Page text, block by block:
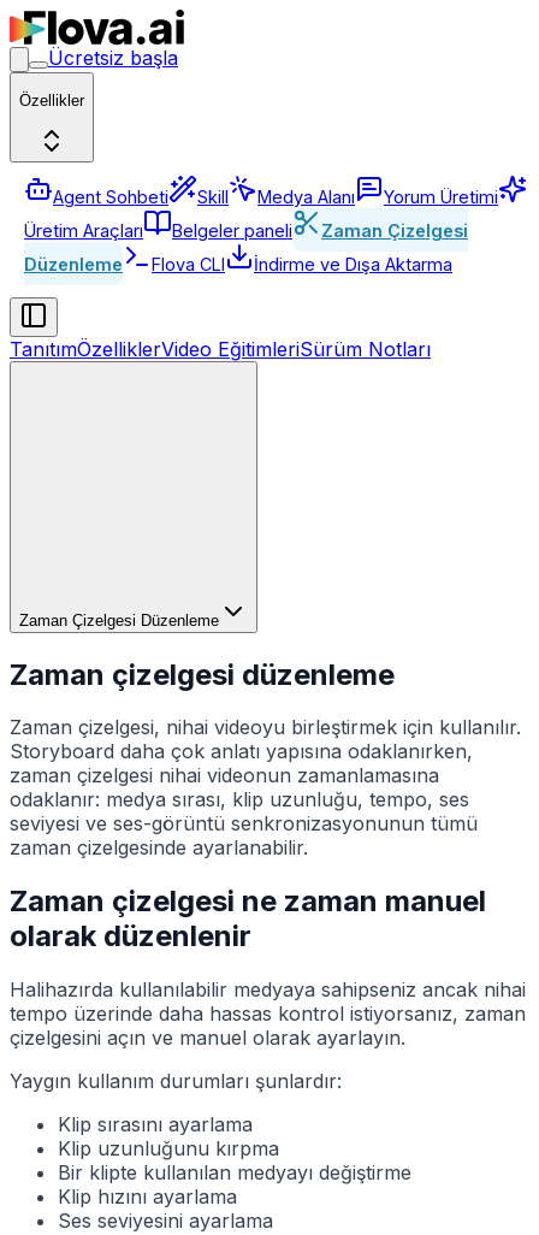
Ücretsiz başla
Özellikler
Agent Sohbeti Skill Medya Alanı
Yorum Üretimi
Üretim Araçları
Belgeler paneli
Zaman Çizelgesi
Düzenleme
Flova CLI İndirme ve Dışa Aktarma
TanıtımÖzelliklerVideo EğitimleriSürüm Notları
Zaman Çizelgesi Düzenleme
Zaman çizelgesi düzenleme
Zaman çizelgesi, nihai videoyu birleştirmek için kullanılır.
Storyboard daha çok anlatı yapısına odaklanırken,
zaman çizelgesi nihai videonun zamanlamasına
odaklanır: medya sırası, klip uzunluğu, tempo, ses
seviyesi ve ses-görüntü senkronizasyonunun tümü
zaman çizelgesinde ayarlanabilir.
Zaman çizelgesi ne zaman manuel
olarak düzenlenir
Halihazırda kullanılabilir medyaya sahipseniz ancak nihai
tempo üzerinde daha hassas kontrol istiyorsanız, zaman
çizelgesini açın ve manuel olarak ayarlayın.
Yaygın kullanım durumları şunlardır:
Klip sırasını ayarlama
Klip uzunluğunu kırpma
Bir klipte kullanılan medyayı değiştirme
Klip hızını ayarlama
Ses seviyesini ayarlama